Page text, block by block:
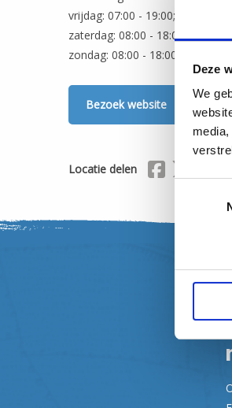
Deze
We
vrijdag: 07:00 - 19:00;
zaterdag: 08:00 - 18:00;
zondag: 08:00 - 18:00;
Bezoek website
Locatie delen Delen via